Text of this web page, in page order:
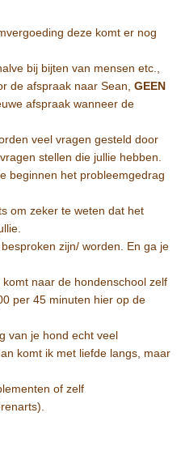
deze komt er nog
bij bijten van mensen etc.,
de afspraak naar Sean, GEEN
afspraak wanneer de
veel vragen gesteld door
stellen die jullie hebben.
beginnen het probleemgedrag
om zeker te weten dat het
zijn/ worden. En ga je
naar de hondenschool zelf
per 45 minuten hier op de
van je hond echt veel
komt ik met liefde langs, maar
of zelf